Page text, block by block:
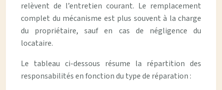
relèvent de l’entretien courant. Le remplacement
complet du mécanisme est plus souvent à la charge
du propriétaire, sauf en cas de négligence du
locataire.
Le tableau ci-dessous résume la répartition des
responsabilités en fonction du type de réparation :